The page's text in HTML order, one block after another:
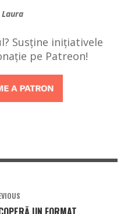
Susține inițiativele
pe Patreon!